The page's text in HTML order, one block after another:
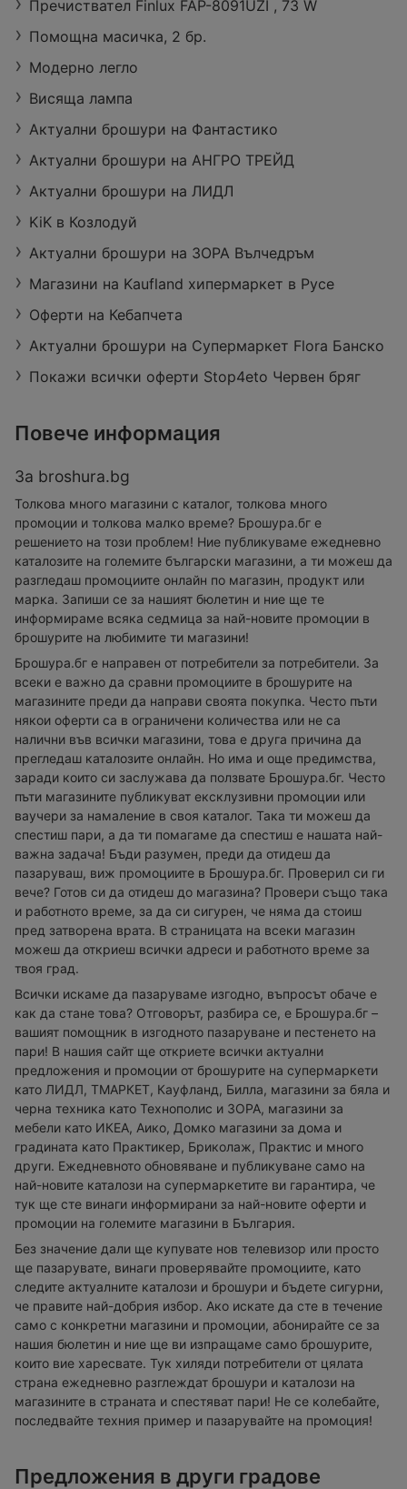
Пречиствател Finlux FAP-8091UZI , 73 W
Помощна масичка, 2 бр.
Модерно легло
Висяща лампа
Актуални брошури на Фантастико
Актуални брошури на АНГРО ТРЕЙД
Актуални брошури на ЛИДЛ
KiK в Козлодуй
Актуални брошури на ЗОРА Вълчедръм
Магазини на Kaufland хипермаркет в Русе
Оферти на Кебапчета
Актуални брошури на Супермаркет Flora Банско
Покажи всички оферти Stop4eto Червен бряг
Повече информация
За broshura.bg
Толкова много магазини с каталог, толкова много
промоции и толкова малко време? Брошура.бг е
решението на този проблем! Ние публикуваме ежедневно
каталозите на големите български магазини, а ти можеш да
разгледаш промоциите онлайн по магазин, продукт или
марка. Запиши се за нашият бюлетин и ние ще те
информираме всяка седмица за най-новите промоции в
брошурите на любимите ти магазини!
Брошура.бг е направен от потребители за потребители. За
всеки е важно да сравни промоциите в брошурите на
магазините преди да направи своята покупка. Често пъти
някои оферти са в ограничени количества или не са
налични във всички магазини, това е друга причина да
прегледаш каталозите онлайн. Но има и още предимства,
заради които си заслужава да ползвате Брошура.бг. Често
пъти магазините публикуват ексклузивни промоции или
ваучери за намаление в своя каталог. Така ти можеш да
спестиш пари, а да ти помагаме да спестиш е нашата най-
важна задача! Бъди разумен, преди да отидеш да
пазаруваш, виж промоциите в Брошура.бг. Проверил си ги
вече? Готов си да отидеш до магазина? Провери също така
и работното време, за да си сигурен, че няма да стоиш
пред затворена врата. В страницата на всеки магазин
можеш да откриеш всички адреси и работното време за
твоя град.
Всички искаме да пазаруваме изгодно, въпросът обаче е
как да стане това? Отговорът, разбира се, е Брошура.бг –
вашият помощник в изгодното пазаруване и пестенето на
пари! В нашия сайт ще откриете всички актуални
предложения и промоции от брошурите на супермаркети
като ЛИДЛ, ТМАРКЕТ, Кауфланд, Билла, магазини за бяла и
черна техника като Технополис и ЗОРА, магазини за
мебели като ИКЕА, Аико, Домко магазини за дома и
градината като Практикер, Бриколаж, Практис и много
други. Ежедневното обновяване и публикуване само на
най-новите каталози на супермаркетите ви гарантира, че
тук ще сте винаги информирани за най-новите оферти и
промоции на големите магазини в България.
Без значение дали ще купувате нов телевизор или просто
ще пазарувате, винаги проверявайте промоциите, като
следите актуалните каталози и брошури и бъдете сигурни,
че правите най-добрия избор. Ако искате да сте в течение
само с конкретни магазини и промоции, абонирайте се за
нашия бюлетин и ние ще ви изпращаме само брошурите,
които вие харесвате. Тук хиляди потребители от цялата
страна ежедневно разглеждат брошури и каталози на
магазините в страната и спестяват пари! Не се колебайте,
последвайте техния пример и пазарувайте на промоция!
Предложения в други градове